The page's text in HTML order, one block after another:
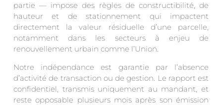
partie — impose des règles de constructibilité, de
hauteur et de stationnement qui impactent
directement la valeur résiduelle d’une parcelle,
notamment dans les secteurs à enjeu de
renouvellement urbain comme l’Union.
Notre indépendance est garantie par l’absence
d’activité de transaction ou de gestion. Le rapport est
confidentiel, transmis uniquement au mandant, et
reste opposable plusieurs mois après son émission